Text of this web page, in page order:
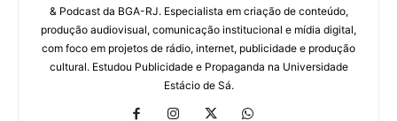
& Podcast da BGA-RJ. Especialista em criação de conteúdo,
produção audiovisual, comunicação institucional e mídia digital,
com foco em projetos de rádio, internet, publicidade e produção
cultural. Estudou Publicidade e Propaganda na Universidade
Estácio de Sá.